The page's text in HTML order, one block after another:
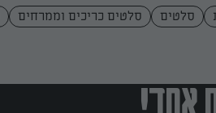
סלטים סלטים כריכים וממרחים